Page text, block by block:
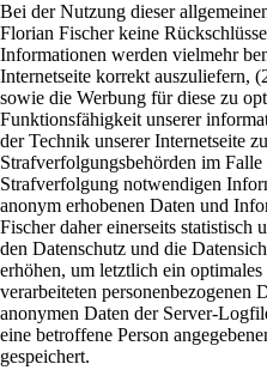
Bei der Nutzung dieser
Florian Fischer keine
Informationen werden vielmehr
Internetseite korrekt auszuliefern,
sowie die Werbung für diese zu
Funktionsfähigkeit unserer
der Technik unserer Internetseite
Strafverfolgungsbehörden im
Strafverfolgung notwendigen
anonym erhobenen Daten und
Fischer daher einerseits statistisch
den Datenschutz und die
erhöhen, um letztlich ein
verarbeiteten personenbezogenen
anonymen Daten der Server-
eine betroffene Person
gespeichert.